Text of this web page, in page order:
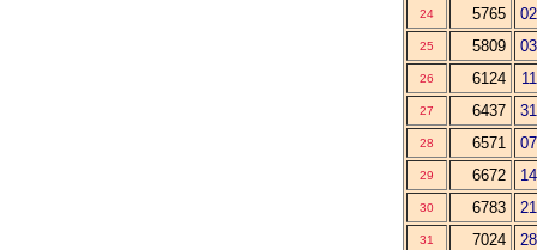
24 5765
25 5809
26 6124
27 6437
28 6571
29 6672
30 6783
31 7024